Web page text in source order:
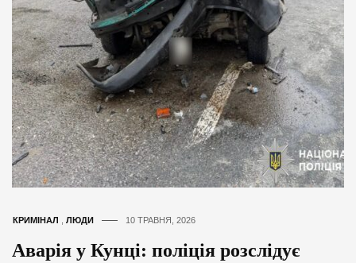
КРИМІНАЛ ЛЮДИ 10 ТРАВНЯ, 2026
Аварія у Кунці: поліція розслідує